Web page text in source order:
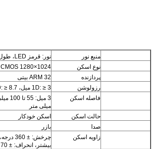
منبع نور
نور: قرمز LED، طول موج 525 نانومتر
نوع اسکن
CMOS 1280×1024 (نوردهی سراسری)
پردازنده
ARM 32 بیتی
رزولوشن
1D: ≥ 3 میل، 2D: ≥ 8.7 میل @ PCS90%
فاصله اسکن
میلی متر
حالت اسکن
اسکن خودکار
صدا
بازر
زاویه اسکن
بیشتر، انحراف: ± 70 درجه یا بیشتر)